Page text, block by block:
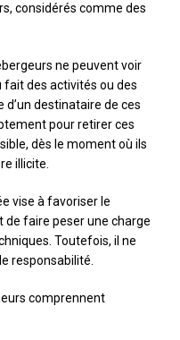
considérés comme des
ne peuvent voir
fait des activités ou des
destinataire de ces
pour retirer ces
dès le moment où ils
illicite.
vise à favoriser le
de faire peser une charge
Toutefois, il ne
responsabilité.
comprennent